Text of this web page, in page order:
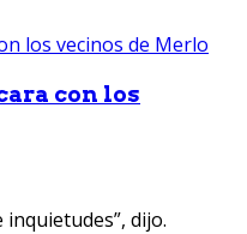
con los
inquietudes”, dijo.